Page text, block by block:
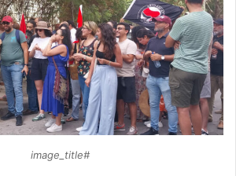
#image_title